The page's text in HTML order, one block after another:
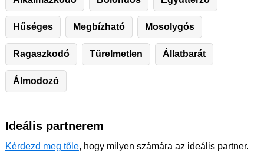
Hűséges Megbízható Mosolygós
Ragaszkodó Türelmetlen Állatbarát
Álmodozó
Ideális partnerem
Kérdezd meg tőle, hogy milyen számára az ideális partner.